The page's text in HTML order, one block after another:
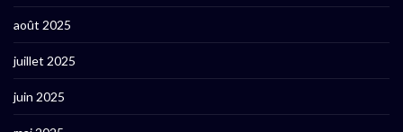
août 2025
juillet 2025
juin 2025